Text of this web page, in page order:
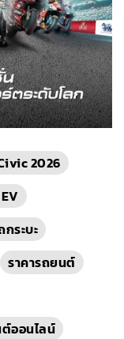
2026
กระบะ
ราคารถยนต์
ออนไลน์